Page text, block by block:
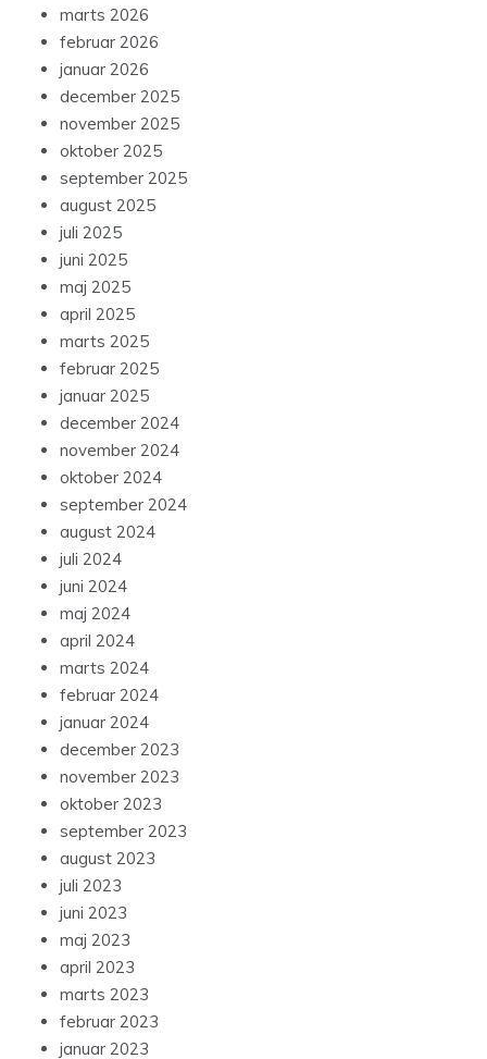
marts 2026
februar 2026
januar 2026
december 2025
november 2025
oktober 2025
september 2025
august 2025
juli 2025
juni 2025
maj 2025
april 2025
marts 2025
februar 2025
januar 2025
december 2024
november 2024
oktober 2024
september 2024
august 2024
juli 2024
juni 2024
maj 2024
april 2024
marts 2024
februar 2024
januar 2024
december 2023
november 2023
oktober 2023
september 2023
august 2023
juli 2023
juni 2023
maj 2023
april 2023
marts 2023
februar 2023
januar 2023